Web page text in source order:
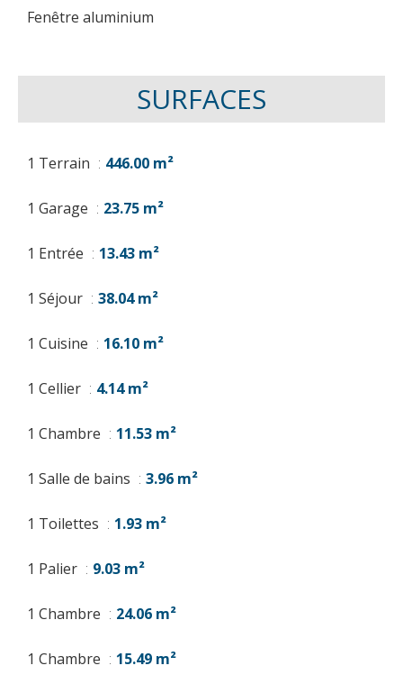
Fenêtre aluminium
SURFACES
1 Terrain 446.00 m²
1 Garage 23.75 m²
1 Entrée 13.43 m²
1 Séjour 38.04 m²
1 Cuisine 16.10 m²
1 Cellier 4.14 m²
1 Chambre 11.53 m²
1 Salle de bains 3.96 m²
1 Toilettes 1.93 m²
1 Palier 9.03 m²
1 Chambre 24.06 m²
1 Chambre 15.49 m²